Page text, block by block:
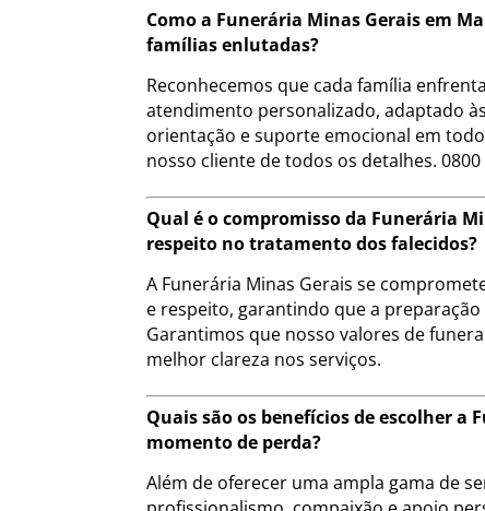
Como a Funerária Minas Gerais em
famílias enlutadas?
Reconhecemos que cada família
atendimento personalizado, adaptado
orientação e suporte emocional em
nosso cliente de todos os detalhes. 0800
Qual é o compromisso da Funerária
respeito no tratamento dos falecidos?
A Funerária Minas Gerais se
e respeito, garantindo que a
Garantimos que nosso valores de
melhor clareza nos serviços.
Quais são os benefícios de escolher
momento de perda?
Além de oferecer uma ampla gama de